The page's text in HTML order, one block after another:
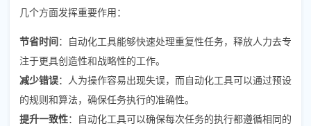
几个方面发挥重要作用：
节省时间：自动化工具能够快速处理重复性任务，释放人力去专
注于更具创造性和战略性的工作。
减少错误：人为操作容易出现失误，而自动化工具可以通过预设
的规则和算法，确保任务执行的准确性。
提升一致性：自动化工具可以确保每次任务的执行都遵循相同的